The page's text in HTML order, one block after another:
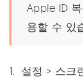
Apple ID
용할 수 있
설정 > 스크